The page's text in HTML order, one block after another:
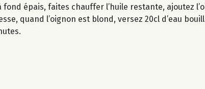
épais, faites chauffer l’huile restante, ajoutez
quand l’oignon est blond, versez 20cl d’eau